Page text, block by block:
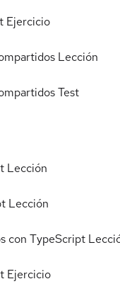
Ejercicio
Lección
Test
Lección
Lección
con TypeScript
Ejercicio